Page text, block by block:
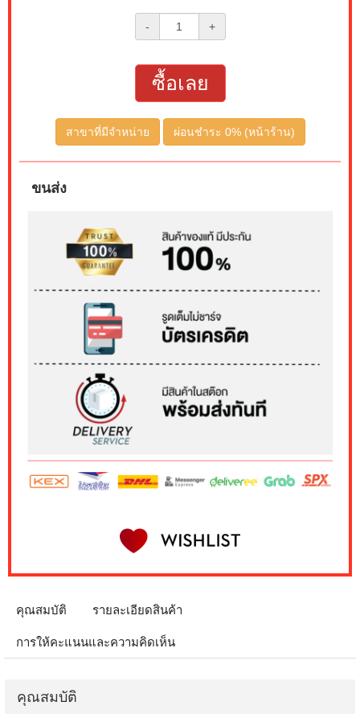
- +
ซื้อเลย
สาขาที่มีจำหน่าย ผ่อนชำระ 0% (หน้าร้าน)
ขนส่ง
คุณสมบัติ รายละเอียดสินค้า
การให้คะแนนและความคิดเห็น
คุณสมบัติ